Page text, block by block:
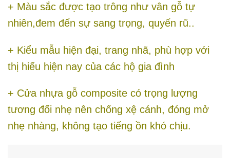
+ Màu sắc được tạo trông như vân gỗ tự
nhiên,đem đến sự sang trọng, quyến rũ..
+ Kiểu mẫu hiện đại, trang nhã, phù hợp với
thị hiếu hiện nay của các hộ gia đình
+ Cửa nhựa gỗ composite có trọng lượng
tương đối nhẹ nên chống xệ cánh, đóng mở
nhẹ nhàng, không tạo tiếng ồn khó chịu.